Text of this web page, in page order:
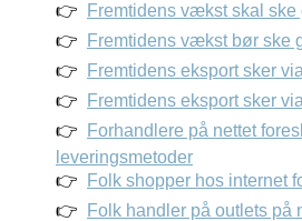
Fremtidens vækst skal
Fremtidens vækst bør ske
Fremtidens eksport sker
Fremtidens eksport sker
Forhandlere på nettet
leveringsmetoder
Folk shopper hos internet
Folk handler på outlets på